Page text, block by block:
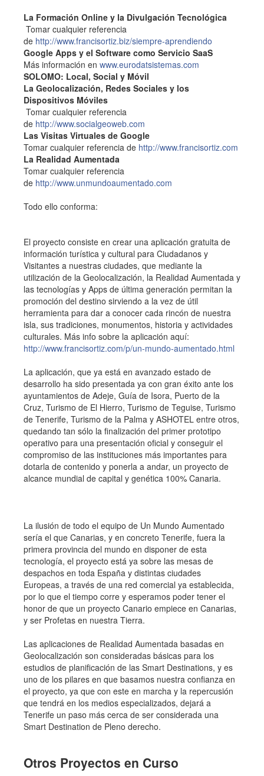
La Formación Online y la Divulgación Tecnológica
Tomar cualquier referencia
de http://www.francisortiz.biz/siempre-aprendiendo
Google Apps y el Software como Servicio SaaS
Más información en www.eurodatsistemas.com
SOLOMO: Local, Social y Móvil
La Geolocalización, Redes Sociales y los
Dispositivos Móviles
Tomar cualquier referencia
de http://www.socialgeoweb.com
Las Visitas Virtuales de Google
Tomar cualquier referencia de http://www.francisortiz.com
La Realidad Aumentada
Tomar cualquier referencia
de http://www.unmundoaumentado.com
Todo ello conforma:
El proyecto consiste en crear una aplicación gratuita de
información turística y cultural para Ciudadanos y
Visitantes a nuestras ciudades, que mediante la
utilización de la Geolocalización, la Realidad Aumentada y
las tecnologías y Apps de última generación permitan la
promoción del destino sirviendo a la vez de útil
herramienta para dar a conocer cada rincón de nuestra
isla, sus tradiciones, monumentos, historia y actividades
culturales. Más info sobre la aplicación aquí:
http://www.francisortiz.com/p/un-mundo-aumentado.html
La aplicación, que ya está en avanzado estado de
desarrollo ha sido presentada ya con gran éxito ante los
ayuntamientos de Adeje, Guía de Isora, Puerto de la
Cruz, Turismo de El Hierro, Turismo de Teguise, Turismo
de Tenerife, Turismo de la Palma y ASHOTEL entre otros,
quedando tan sólo la finalización del primer prototipo
operativo para una presentación oficial y conseguir el
compromiso de las instituciones más importantes para
dotarla de contenido y ponerla a andar, un proyecto de
alcance mundial de capital y genética 100% Canaria.
La ilusión de todo el equipo de Un Mundo Aumentado
sería el que Canarias, y en concreto Tenerife, fuera la
primera provincia del mundo en disponer de esta
tecnología, el proyecto está ya sobre las mesas de
despachos en toda España y distintas ciudades
Europeas, a través de una red comercial ya establecida,
por lo que el tiempo corre y esperamos poder tener el
honor de que un proyecto Canario empiece en Canarias,
y ser Profetas en nuestra Tierra.
Las aplicaciones de Realidad Aumentada basadas en
Geolocalización son consideradas básicas para los
estudios de planificación de las Smart Destinations, y es
uno de los pilares en que basamos nuestra confianza en
el proyecto, ya que con este en marcha y la repercusión
que tendrá en los medios especializados, dejará a
Tenerife un paso más cerca de ser considerada una
Smart Destination de Pleno derecho.
Otros Proyectos en Curso